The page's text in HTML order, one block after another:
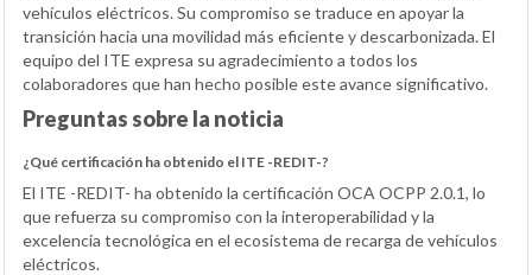
vehículos eléctricos. Su compromiso se traduce en apoyar la
transición hacia una movilidad más eficiente y descarbonizada. El
equipo del ITE expresa su agradecimiento a todos los
colaboradores que han hecho posible este avance significativo.
Preguntas sobre la noticia
¿Qué certificación ha obtenido el ITE -REDIT-?
El ITE -REDIT- ha obtenido la certificación OCA OCPP 2.0.1, lo
que refuerza su compromiso con la interoperabilidad y la
excelencia tecnológica en el ecosistema de recarga de vehículos
eléctricos.